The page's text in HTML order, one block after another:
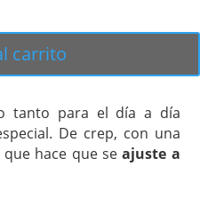
carrito
tanto para el día a día
De crep, con una
hace que seajuste a